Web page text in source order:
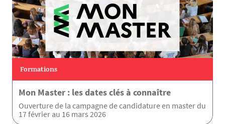
Formations
Mon Master : les dates clés à connaître
Ouverture de la campagne de candidature en master du
17 février au 16 mars 2026